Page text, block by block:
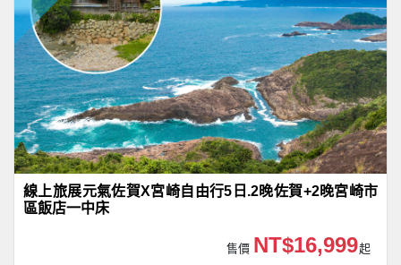
線上旅展元氣佐賀X宮崎自由行5日.2晚佐賀+2晚宮崎市
區飯店一中床
售價 NT$16,999起